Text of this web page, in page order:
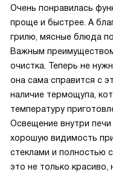
Очень понравилась
проще и быстрее. А
грилю, мясные блюда
Важным
очистка. Теперь не
она сама справится с
наличие термощупа,
температуру
Освещение внутри печи
хорошую видимость
стеклами и полностью
это не только красиво,